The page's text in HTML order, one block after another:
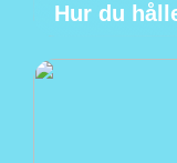
Hur du